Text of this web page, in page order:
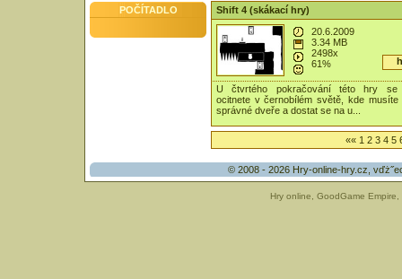
POČÍTADLO
Shift 4 (skákací hry)
20.6.2009
3.34 MB
2498x
61%
U čtvrtého pokračování této hry se
ocitnete v černobílém světě, kde musíte
správné dveře a dostat se na u...
«« 1 2 3 4 5
© 2008 - 2026 Hry-online-hry.cz ,
Hry online GoodGame Empire